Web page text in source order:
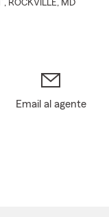
, ROCKVILLE, MD
Email al agente